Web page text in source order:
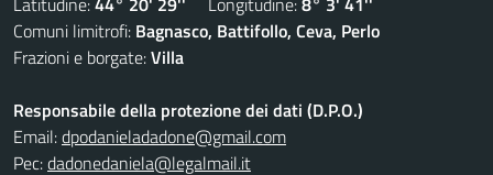
Comuni limitrofi: Bagnasco, Battifollo, Ceva, Perlo
Frazioni e borgate:Villa
Responsabile della protezione dei dati (D.P.O.)
Email:dpodanieladadone@gmail.com
Pec:dadonedaniela@legalmail.it